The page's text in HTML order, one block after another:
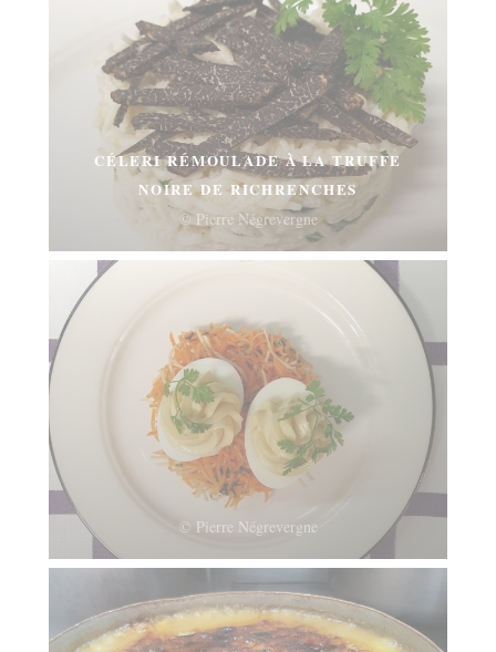
CÉLERI RÉMOULADE À LA TRUFFE
NOIRE DE RICHRENCHES
© Pierre Négrevergne
© Pierre Négrevergne